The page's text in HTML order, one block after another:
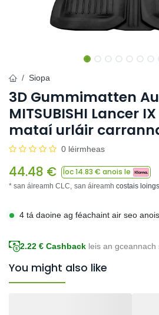
Siopa
3D Gummimatten
MITSUBISHI Lancer
mataí urláir
0 léirmheas
44.48 € Íoc14.83 € anois le
* san áireamh CLC, san áireamh costais
4 tá daoine ag féachaint air seo anois
2.22 € Cashback leis an gceannach
You might also like